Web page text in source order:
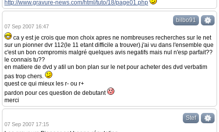
http://www.gravure-news.com/html/tuto/18/page01.php
bilbo91
07 Sep 2007 16:47
ca y est je crois que mon choix apres ne nombreuses recherches sur le net
sur un pionner dvr 112(le 11 etant difficile a trouver).j'ai vu dans l'ensemble que
c'est un bon compromis malgré quelques avis negatifs mais nul n'esp parfait??
le connais tu??
en matiere de dvd y atil un bon plan sur le net pour acheter des dvd verbatim
pas trop chers.
quest ce qui mieux les r- ou r+
pardon pour ces question de debutant
merci
Stef
07 Sep 2007 17:15